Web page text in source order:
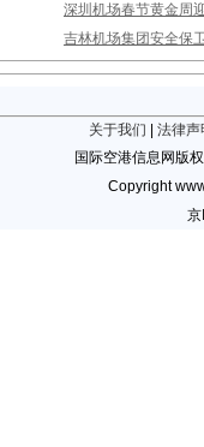
深圳机场春节黄金周
吉林机场集团安全保
关于我们
法律声
国际空港信息网版
Copyright